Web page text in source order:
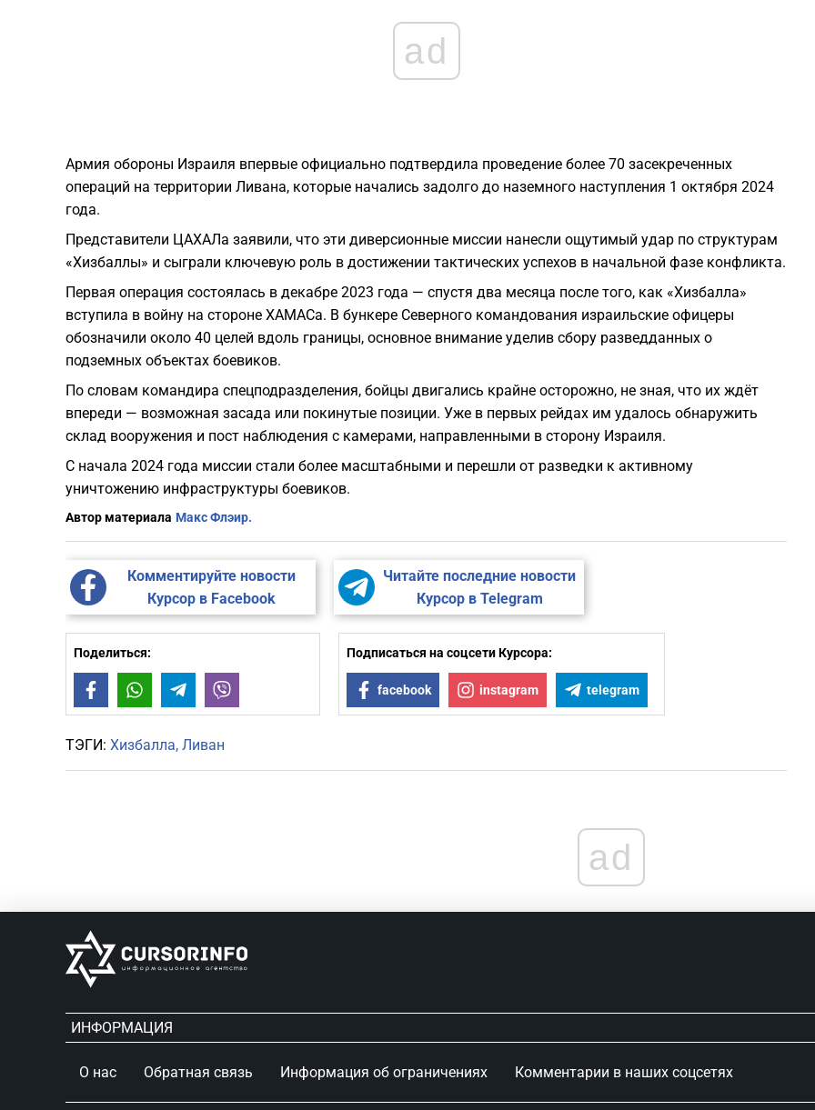
ad
Армия обороны Израиля впервые официально подтвердила проведение более 70 засекреченных
операций на территории Ливана, которые начались задолго до наземного наступления 1 октября 2024
года.
Представители ЦАХАЛа заявили, что эти диверсионные миссии нанесли ощутимый удар по структурам
«Хизбаллы» и сыграли ключевую роль в достижении тактических успехов в начальной фазе конфликта.
Первая операция состоялась в декабре 2023 года — спустя два месяца после того, как «Хизбалла»
вступила в войну на стороне ХАМАСа. В бункере Северного командования израильские офицеры
обозначили около 40 целей вдоль границы, основное внимание уделив сбору разведданных о
подземных объектах боевиков.
По словам командира спецподразделения, бойцы двигались крайне осторожно, не зная, что их ждёт
впереди — возможная засада или покинутые позиции. Уже в первых рейдах им удалось обнаружить
склад вооружения и пост наблюдения с камерами, направленными в сторону Израиля.
С начала 2024 года миссии стали более масштабными и перешли от разведки к активному
уничтожению инфраструктуры боевиков.
Автор материала Макс Флэир.
Комментируйте новости
Курсор в Facebook
Читайте последние новости
Курсор в Telegram
Поделиться:
FacebookWhatsAppTelegram
Подписаться на соцсети Курсора:
facebook instagram telegram
ТЭГИ: Хизбалла Ливан
ad
ИНФОРМАЦИЯ
О нас Обратная связь Информация об ограничениях Комментарии в наших соцсетях